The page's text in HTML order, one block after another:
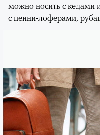
можно носить с кедами
с пенни-лоферами,